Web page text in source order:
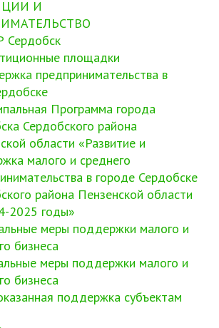
И
Сердобск
площадки
предпринимательства в
Программа города
Сердобского района
области «Развитие и
малого и среднего
в городе Сердобске
района Пензенской области
2025 годы»
меры поддержки малого и
бизнеса
меры поддержки малого и
бизнеса
поддержка субъектам